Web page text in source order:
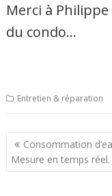
Merci à
du condo…
Entretien & réparation
Navigation
de
Consommation
Mesure en temps réel.